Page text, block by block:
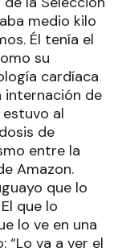
medio kilo
Él tenía el
su
cardíaca
internación de
al
de
entre la
Amazon.
que lo
que lo
lo ve en una
“Lo va a ver el